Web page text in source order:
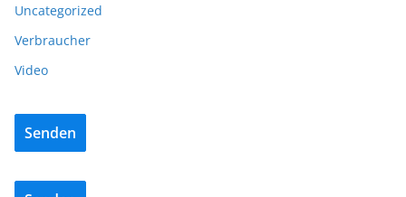
Uncategorized
Verbraucher
Video
Senden